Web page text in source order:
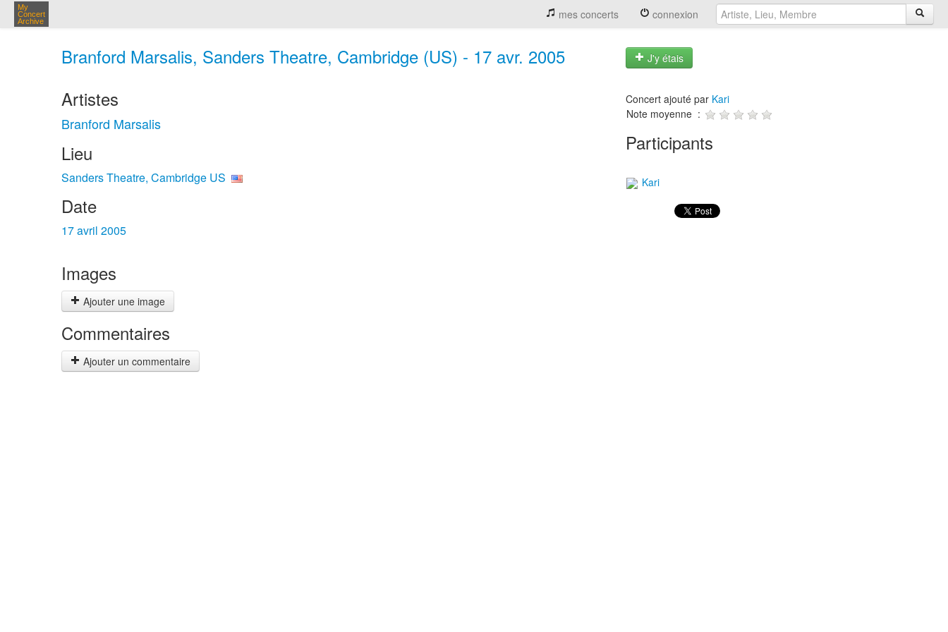
My
Concert
Archive
mes concerts connexion
Branford Marsalis, Sanders Theatre, Cambridge (US) - 17 avr. 2005 J'y étais
Artistes
Branford Marsalis
Lieu
Sanders Theatre, Cambridge US
Date
17 avril 2005
Images
Ajouter une image
Commentaires
Ajouter un commentaire
Concert ajouté par Kari
Note moyenne :
Participants
Kari